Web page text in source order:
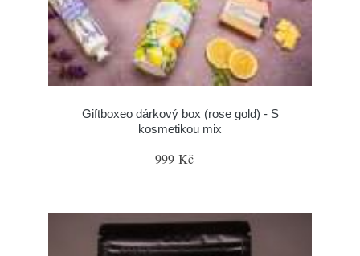
Giftboxeo dárkový box (rose gold) - S
kosmetikou mix
999 Kč